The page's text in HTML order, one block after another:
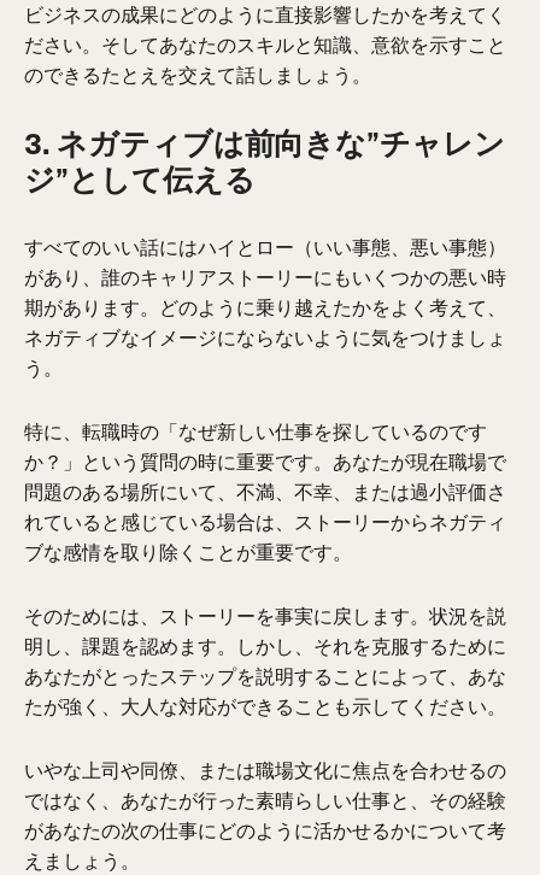
ビジネスの成果にどのように直接影響したかを考えてく
ださい。そしてあなたのスキルと知識、意欲を示すこと
のできるたとえを交えて話しましょう。
3. ネガティブは前向きな”チャレン
ジ”として伝える
すべてのいい話にはハイとロー（いい事態、悪い事態）
があり、誰のキャリアストーリーにもいくつかの悪い時
期があります。どのように乗り越えたかをよく考えて、
ネガティブなイメージにならないように気をつけましょ
う。
特に、転職時の「なぜ新しい仕事を探しているのです
か？」という質問の時に重要です。あなたが現在職場で
問題のある場所にいて、不満、不幸、または過小評価さ
れていると感じている場合は、ストーリーからネガティ
ブな感情を取り除くことが重要です。
そのためには、ストーリーを事実に戻します。状況を説
明し、課題を認めます。しかし、それを克服するために
あなたがとったステップを説明することによって、あな
たが強く、大人な対応ができることも示してください。
いやな上司や同僚、または職場文化に焦点を合わせるの
ではなく、あなたが行った素晴らしい仕事と、その経験
があなたの次の仕事にどのように活かせるかについて考
えましょう。